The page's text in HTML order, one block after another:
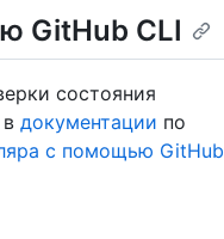
GitHub CLI
состояния
документации по
с помощью GitHub